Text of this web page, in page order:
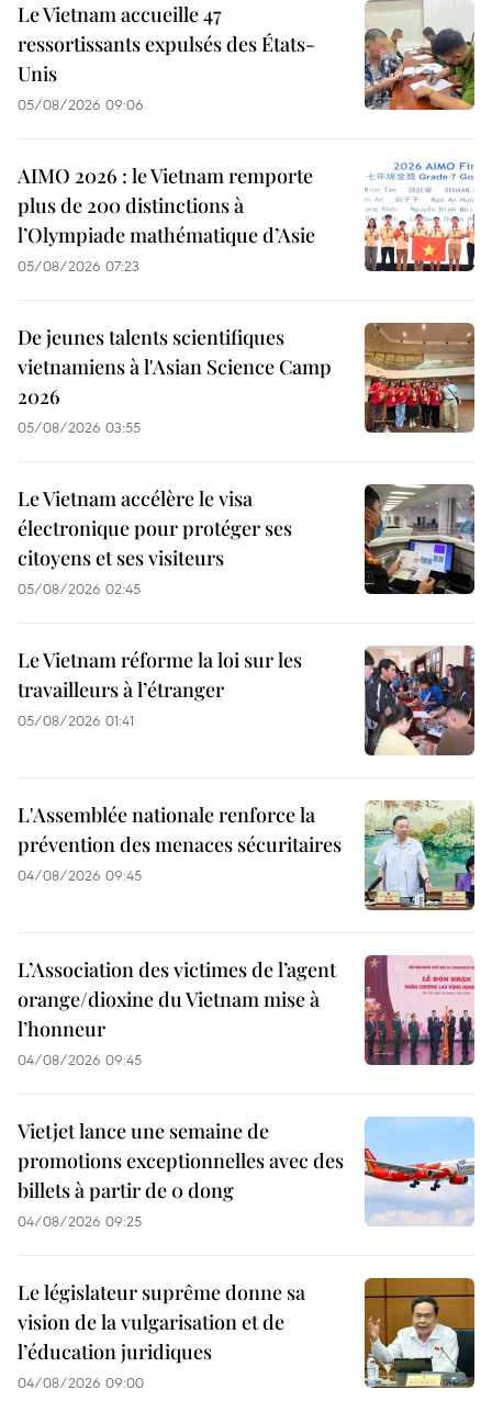
Le Vietnam accueille 47
ressortissants expulsés des États-
Unis
05/08/2026 09:06
AIMO 2026 : le Vietnam remporte
plus de 200 distinctions à
l’Olympiade mathématique d’Asie
05/08/2026 07:23
De jeunes talents scientifiques
vietnamiens à l'Asian Science Camp
2026
05/08/2026 03:55
Le Vietnam accélère le visa
électronique pour protéger ses
citoyens et ses visiteurs
05/08/2026 02:45
Le Vietnam réforme la loi sur les
travailleurs à l’étranger
05/08/2026 01:41
L'Assemblée nationale renforce la
prévention des menaces sécuritaires
04/08/2026 09:45
L’Association des victimes de l’agent
orange/dioxine du Vietnam mise à
l’honneur
04/08/2026 09:45
Vietjet lance une semaine de
promotions exceptionnelles avec des
billets à partir de 0 dong
04/08/2026 09:25
Le législateur suprême donne sa
vision de la vulgarisation et de
l’éducation juridiques
04/08/2026 09:00